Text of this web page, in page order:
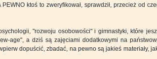
ktoś to zweryfikował, sprawdził, przecież od
"rozwoju osobowości" i gimnastyki, które
age", a dziś są zajęciami dodatkowymi na
dopuścić, zbadać, na pewno są jakieś materiały,